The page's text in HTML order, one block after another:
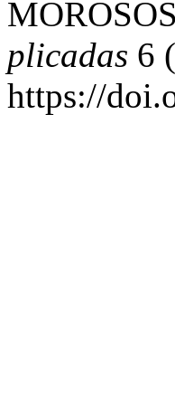
plicadas 6
https://